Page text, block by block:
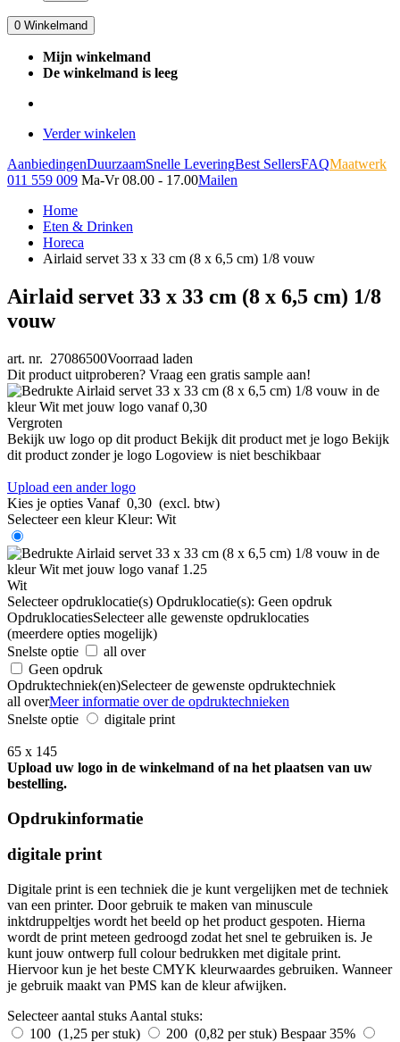
0 Winkelmand
Mijn winkelmand
De winkelmand is leeg
Verder winkelen
AanbiedingenDuurzaamSnelle LeveringBest SellersFAQMaatwerk
011 559 009 Ma-Vr 08.00 - 17.00Mailen
Home
Eten & Drinken
Horeca
Airlaid servet 33 x 33 cm (8 x 6,5 cm) 1/8 vouw
Airlaid servet 33 x 33 cm (8 x 6,5 cm) 1/8
vouw
art. nr. 27086500Voorraad laden
Dit product uitproberen? Vraag een gratis sample aan!
Vergroten
Bekijk uw logo op dit product Bekijk dit product met je logo Bekijk
dit product zonder je logo Logoview is niet beschikbaar
Upload een ander logo
Kies je opties Vanaf 0,30 (excl. btw)
Selecteer een kleur Kleur: Wit
Wit
Selecteer opdruklocatie(s) Opdruklocatie(s): Geen opdruk
OpdruklocatiesSelecteer alle gewenste opdruklocaties
(meerdere opties mogelijk)
Snelste optie
all over
Geen opdruk
Opdruktechniek(en)Selecteer de gewenste opdruktechniek
all overMeer informatie over de opdruktechnieken
Snelste optie
digitale print
65 x 145
Upload uw logo in de winkelmand of na het plaatsen van uw
bestelling.
Opdrukinformatie
digitale print
Digitale print is een techniek die je kunt vergelijken met de techniek
van een printer. Door gebruik te maken van minuscule
inktdruppeltjes wordt het beeld op het product gespoten. Hierna
wordt de print meteen gedroogd zodat het snel te gebruiken is. Je
kunt jouw ontwerp full colour bedrukken met digitale print.
Hiervoor kun je het beste CMYK kleurwaardes gebruiken. Wanneer
je gebruik maakt van PMS kan de kleur afwijken.
Selecteer aantal stuks Aantal stuks:
100 (1,25 per stuk)
200 (0,82 per stuk) Bespaar 35%